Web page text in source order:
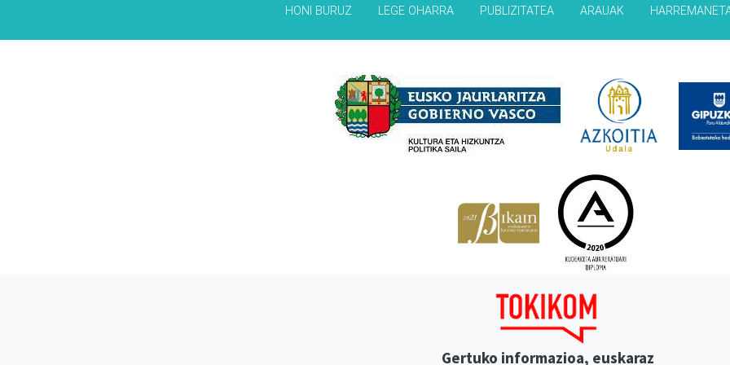
HONI BURUZ LEGE OHARRA PUBLIZITATEA ARAUAK
Gertuko informazioa, euskaraz